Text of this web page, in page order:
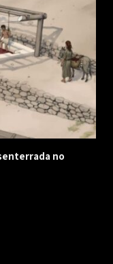
no